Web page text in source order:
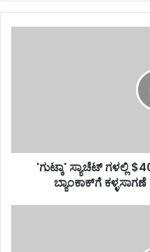
'ಗುಟ್ಕಾ' ಸ್ಯಾಚೆಟ್ ಗಳಲ್ಲಿ
ಬ್ಯಾಂಕಾಕ್‌ಗೆ ಕಳ್ಳಸಾಗಣೆ